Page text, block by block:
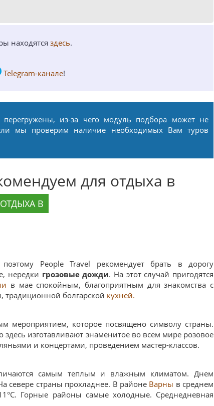
находятся здесь.
Telegram-канале!
из-за чего модуль подбора может не
мы проверим наличие необходимых Вам туров
для отдыха в
В
People Travel рекомендует брать в дорогу
нередки грозовые дожди. На этот случай пригодятся
в мае спокойным, благоприятным для знакомства с
традиционной болгарской кухней.
мероприятием, которое посвящено символу страны.
изготавливают знаменитое во всем мире розовое
и концертами, проведением мастер-классов.
самым теплым и влажным климатом. Днем
севере страны прохладнее. В районе Варны в среднем
Горные районы самые холодные. Среднедневная